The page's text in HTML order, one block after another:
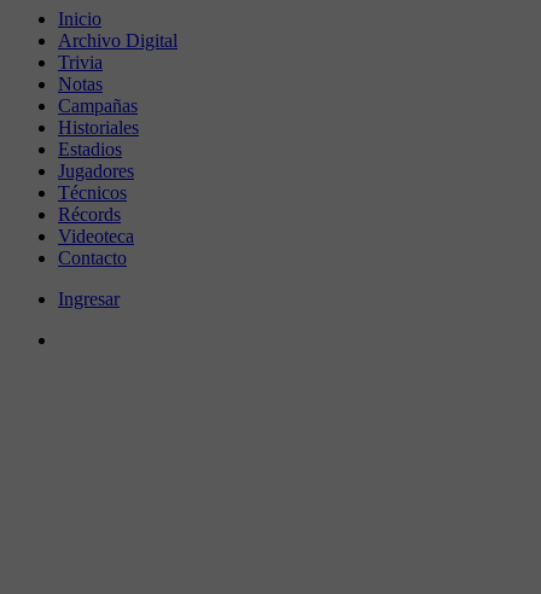
Inicio
Archivo Digital
Trivia
Notas
Campañas
Historiales
Estadios
Jugadores
Técnicos
Récords
Videoteca
Contacto
Ingresar